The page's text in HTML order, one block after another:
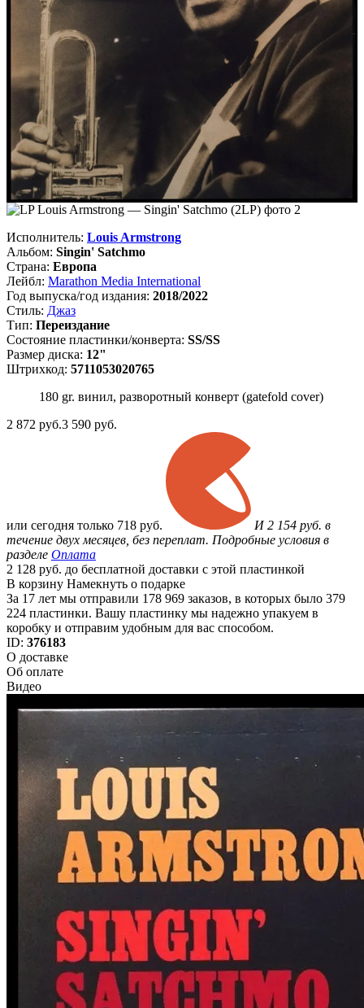
Исполнитель: Louis Armstrong
Альбом: Singin' Satchmo
Страна: Европа
Лейбл: Marathon Media International
Год выпуска/год издания: 2018/2022
Стиль: Джаз
Тип: Переиздание
Состояние пластинки/конверта: SS/SS
Размер диска: 12"
Штрихкод: 5711053020765
180 gr. винил, разворотный конверт (gatefold cover)
2 872 руб.3 590 руб.
или сегодня только 718 руб.
И 2 154 руб. в
течение двух месяцев, без переплат. Подробные условия в
разделе Оплата
2 128 руб. до бесплатной доставки с этой пластинкой
В корзину Намекнуть о подарке
За 17 лет мы отправили 178 969 заказов, в которых было 379
224 пластинки. Вашу пластинку мы надежно упакуем в
коробку и отправим удобным для вас способом.
ID: 376183
О доставке
Об оплате
Видео